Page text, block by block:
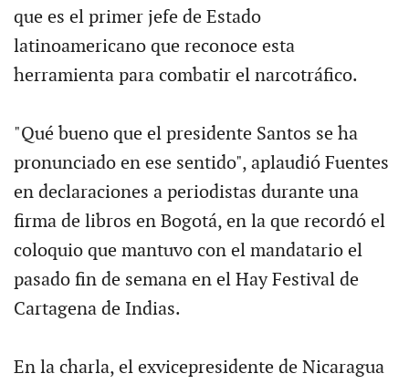
que es el primer jefe de Estado
latinoamericano que reconoce esta
herramienta para combatir el narcotráfico.
"Qué bueno que el presidente Santos se ha
pronunciado en ese sentido", aplaudió Fuentes
en declaraciones a periodistas durante una
firma de libros en Bogotá, en la que recordó el
coloquio que mantuvo con el mandatario el
pasado fin de semana en el Hay Festival de
Cartagena de Indias.
En la charla, el exvicepresidente de Nicaragua